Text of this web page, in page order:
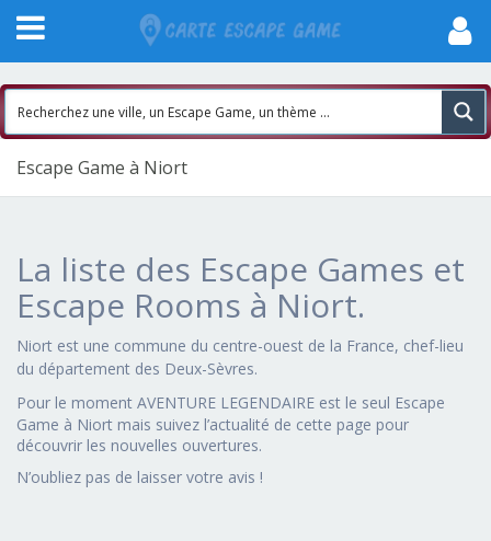
Escape Game à Niort
La liste des Escape Games et
Escape Rooms à Niort.
Niort est une commune du centre-ouest de la France, chef-lieu
du département des Deux-Sèvres.
Pour le moment AVENTURE LEGENDAIRE est le seul Escape
Game à Niort mais suivez l’actualité de cette page pour
découvrir les nouvelles ouvertures.
N’oubliez pas de laisser votre avis !